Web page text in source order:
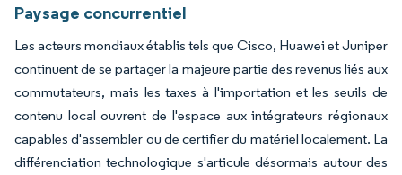
Paysage concurrentiel
Les acteurs mondiaux établis tels que Cisco, Huawei et Juniper
continuent de se partager la majeure partie des revenus liés aux
commutateurs, mais les taxes à l'importation et les seuils de
contenu local ouvrent de l'espace aux intégrateurs régionaux
capables d'assembler ou de certifier du matériel localement. La
différenciation technologique s'articule désormais autour des